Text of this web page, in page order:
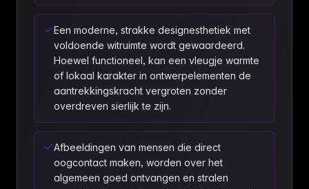
Een moderne, strakke designesthetiek met
voldoende witruimte wordt gewaardeerd.
Hoewel functioneel, kan een vleugje warmte
of lokaal karakter in ontwerpelementen de
aantrekkingskracht vergroten zonder
overdreven sierlijk te zijn.
Afbeeldingen van mensen die direct
oogcontact maken, worden over het
algemeen goed ontvangen en stralen